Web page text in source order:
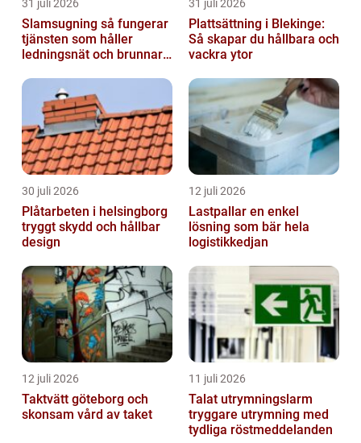
31 juli 2026
Slamsugning så fungerar
tjänsten som håller
ledningsnät och brunnar i
31 juli 2026
Plattsättning i Blekinge:
Så skapar du hållbara och
vackra ytor
30 juli 2026
Plåtarbeten i helsingborg
tryggt skydd och hållbar
design
12 juli 2026
Lastpallar en enkel
lösning som bär hela
logistikkedjan
12 juli 2026
Taktvätt göteborg och
skonsam vård av taket
11 juli 2026
Talat utrymningslarm
tryggare utrymning med
tydliga röstmeddelanden